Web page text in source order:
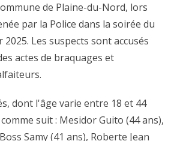
de Plaine-du-Nord, lors
par la Police dans la soirée du
Les suspects sont accusés
actes de braquages et
dont l'âge varie entre 18 et 44
suit : Mesidor Guito (44 ans),
Samy (41 ans), Roberte Jean